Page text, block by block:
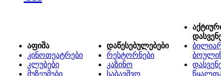
აფიშა
კინოთეატრები
კლუბები
მუზეუმები
დაწესებულებები
რესტორნები
კაზინო
საბავშვო